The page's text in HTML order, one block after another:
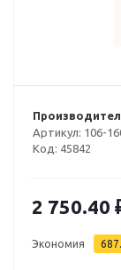
Артикул: 106-
Код: 45842
2 750.40
Экономия